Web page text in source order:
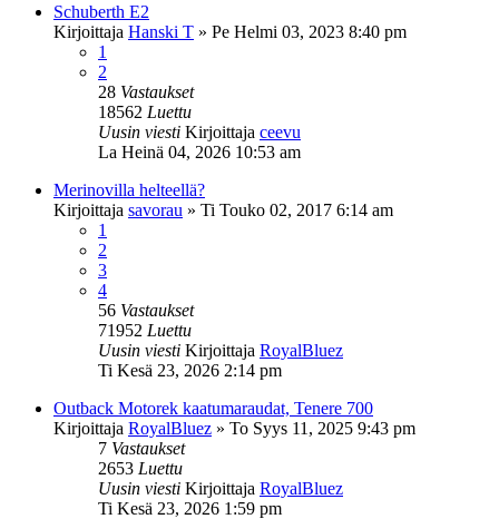
Schuberth E2
Kirjoittaja Hanski T » Pe Helmi 03, 2023 8:40 pm
1
2
28 Vastaukset
18562 Luettu
Uusin viesti Kirjoittaja ceevu
La Heinä 04, 2026 10:53 am
Merinovilla helteellä?
Kirjoittaja savorau » Ti Touko 02, 2017 6:14 am
1
2
3
4
56 Vastaukset
71952 Luettu
Uusin viesti Kirjoittaja RoyalBluez
Ti Kesä 23, 2026 2:14 pm
Outback Motorek kaatumaraudat, Tenere 700
Kirjoittaja RoyalBluez » To Syys 11, 2025 9:43 pm
7 Vastaukset
2653 Luettu
Uusin viesti Kirjoittaja RoyalBluez
Ti Kesä 23, 2026 1:59 pm